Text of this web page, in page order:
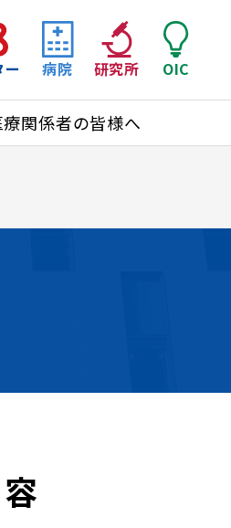
療関係者の皆様へ
病院 研究所 OIC